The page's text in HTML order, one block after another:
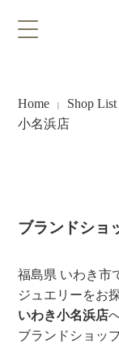
Home Shop List
小名浜店
ブランドショ
福島県 いわき市
ジュエリーをお
いわき小名浜店
ブランドショッ